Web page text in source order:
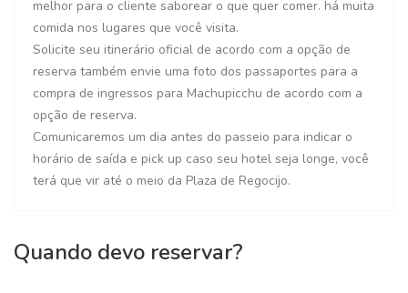
melhor para o cliente saborear o que quer comer. há muita
comida nos lugares que você visita.
Solicite seu itinerário oficial de acordo com a opção de
reserva também envie uma foto dos passaportes para a
compra de ingressos para Machupicchu de acordo com a
opção de reserva.
Comunicaremos um dia antes do passeio para indicar o
horário de saída e pick up caso seu hotel seja longe, você
terá que vir até o meio da Plaza de Regocijo.
Quando devo reservar?